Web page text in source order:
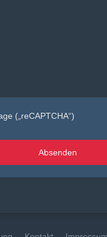
(„reCAPTCHA“)